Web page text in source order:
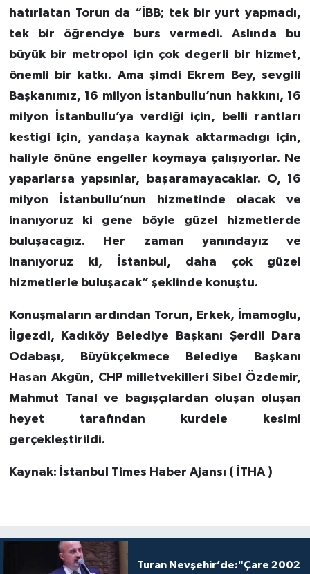
hatırlatan Torun da “İBB; tek bir yurt yapmadı,
tek bir öğrenciye burs vermedi. Aslında bu
büyük bir metropol için çok değerli bir hizmet,
önemli bir katkı. Ama şimdi Ekrem Bey, sevgili
Başkanımız, 16 milyon İstanbullu’nun hakkını, 16
milyon İstanbullu’ya verdiği için, belli rantları
kestiği için, yandaşa kaynak aktarmadığı için,
haliyle önüne engeller koymaya çalışıyorlar. Ne
yaparlarsa yapsınlar, başaramayacaklar. O, 16
milyon İstanbullu’nun hizmetinde olacak ve
inanıyoruz ki gene böyle güzel hizmetlerde
buluşacağız. Her zaman yanındayız ve
inanıyoruz ki, İstanbul, daha çok güzel
hizmetlerle buluşacak” şeklinde konuştu.
Konuşmaların ardından Torun, Erkek, İmamoğlu,
İlgezdi, Kadıköy Belediye Başkanı Şerdil Dara
Odabaşı, Büyükçekmece Belediye Başkanı
Hasan Akgün, CHP milletvekilleri Sibel Özdemir,
Mahmut Tanal ve bağışçılardan oluşan oluşan
heyet tarafından kurdele kesimi
gerçekleştirildi.
Kaynak: İstanbul Times Haber Ajansı ( İTHA )
Turan Nevşehir’de:"Çare 2002